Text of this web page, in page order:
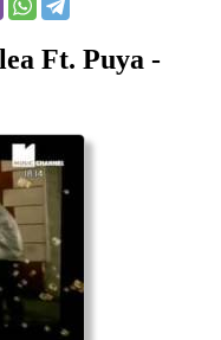
Ft. Puya -